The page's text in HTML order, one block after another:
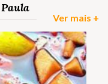
Ver mais +